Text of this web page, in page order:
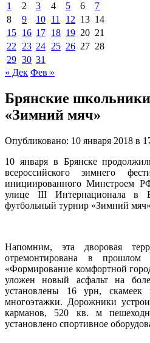
1 2 3 4 5 6
7
8
9 10 11 12 13 14
15 16 17 18 19 20 21
22
23 24 25 26 27 28
29 30 31
« Дек Фев »
Брянские
«Зимний мяч»
Опубликовано: 10 января 2018 в
10 января в Брянске
всероссийского зимнего
инициированного Минстроем
улице III Интернационала в
футбольный турнир «Зимний
Напомним, эта дворовая
отремонтирована в
«Формирование комфортной
уложен новый асфальт на
установлены 16 урн, скамеек
многоэтажки. Дорожники
карманов, 520 кв. м
установлено спортивное